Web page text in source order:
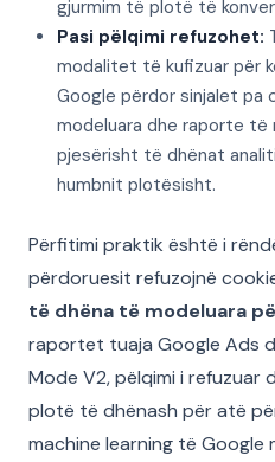
gjurmim të plotë të
Pasi pëlqimi refuzohet:
modalitet të kufizuar për
Google përdor sinjalet pa
modeluara dhe raporte të
pjesërisht të dhënat
humbnit plotësisht.
Përfitimi praktik është i
përdoruesit refuzojnë
të dhëna të modeluara
raportet tuaja Google Ads
Mode V2, pëlqimi i refuzuar
plotë të dhënash për atë
machine learning të